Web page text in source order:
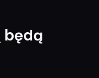
będą